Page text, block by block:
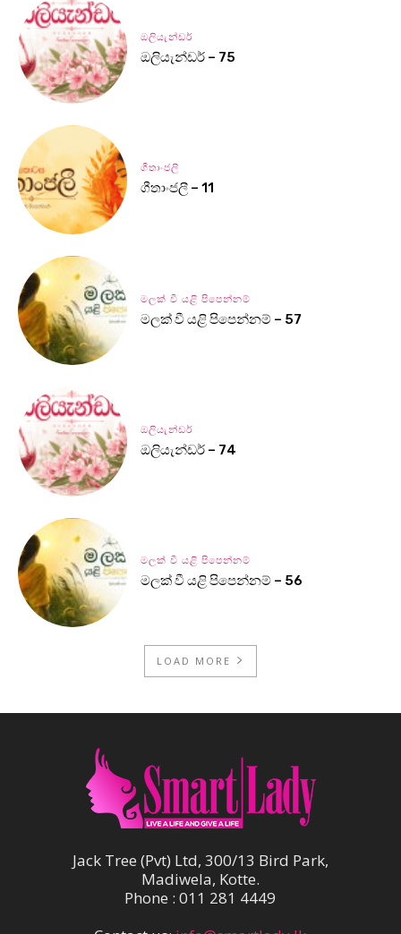
ඔලියැන්ඩර්
ඔලියැන්ඩර් – 75
ගීතාංජලී
ගීතාංජලී – 11
මලක් වී යළි පිපෙන්නම්
මලක් වී යළි පිපෙන්නම් – 57
ඔලියැන්ඩර්
ඔලියැන්ඩර් – 74
මලක් වී යළි පිපෙන්නම්
මලක් වී යළි පිපෙන්නම් – 56
LOAD MORE
Jack Tree (Pvt) Ltd, 300/13 Bird Park,
Madiwela, Kotte.
Phone : 011 281 4449